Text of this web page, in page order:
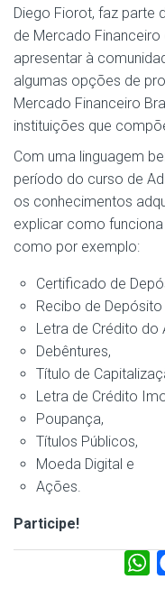
Diego Fiorot, faz parte
de Mercado Financeiro
apresentar à
algumas opções de
Mercado Financeiro
instituições que
Com uma linguagem
período do curso de
os conhecimentos
explicar como
como por exemplo:
Certificado de
Recibo de
Letra de Crédito do
Debêntures,
Título de
Letra de Crédito
Poupança,
Títulos Públicos,
Moeda Digital e
Ações.
Participe!
W